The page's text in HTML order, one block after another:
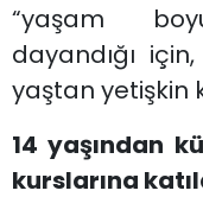
“yaşam
dayandığı
yaştan yetişkin
14 yaşından
kurslarına